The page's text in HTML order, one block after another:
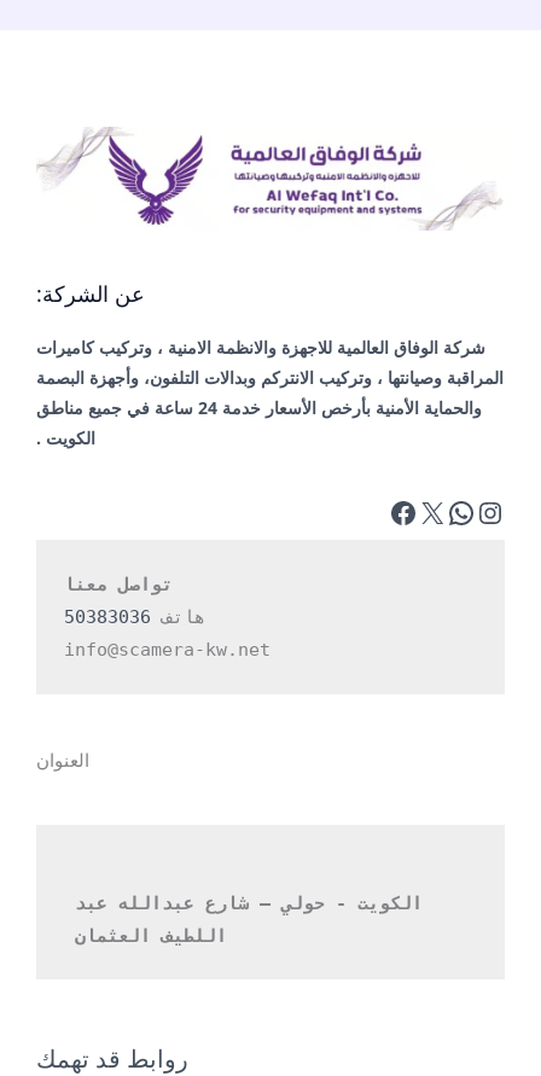
عن الشركة:
شركة الوفاق العالمية للاجهزة والانظمة الامنية ، وتركيب كاميرات
المراقبة وصيانتها ، وتركيب الانتركم وبدالات التلفون، وأجهزة البصمة
والحماية الأمنية بأرخص الأسعار خدمة 24 ساعة في جميع مناطق
الكويت .
تواصل معنا
هاتف 50383036
info@scamera-kw.net
العنوان
اللطيف العثمان
روابط قد تهمك